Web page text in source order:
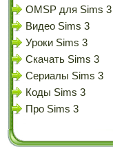
OMSP для Sims 3
Видео Sims 3
Уроки Sims 3
Скачать Sims 3
Сериалы Sims 3
Коды Sims 3
Про Sims 3